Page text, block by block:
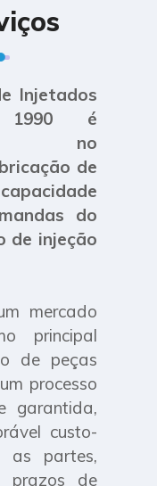
Injetados
1990 é
no
de
do
de injeção
mercado
principal
de peças
processo
garantida,
custo-
as partes,
prazos de